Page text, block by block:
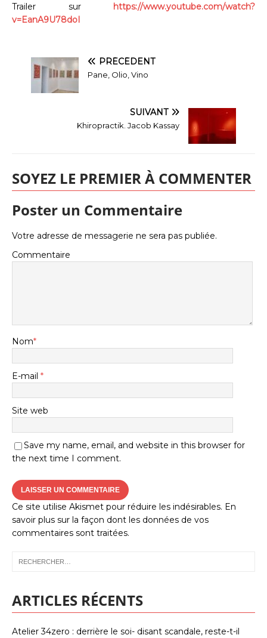
Trailer sur https://www.youtube.com/watch?
v=EanA9U78doI
PRÉCÉDENT
Pane, Olio, Vino
SUIVANT
Khiropractik. Jacob Kassay
SOYEZ LE PREMIER À COMMENTER
Poster un Commentaire
Votre adresse de messagerie ne sera pas publiée.
Commentaire
Nom*
E-mail *
Site web
Save my name, email, and website in this browser for
the next time I comment.
Ce site utilise Akismet pour réduire les indésirables. En
savoir plus sur la façon dont les données de vos
commentaires sont traitées.
ARTICLES RÉCENTS
Atelier 34zero : derrière le soi- disant scandale, reste-t-il